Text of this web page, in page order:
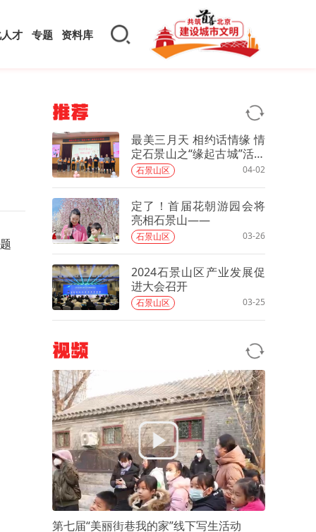
才 专题 资料库
推荐
最美三月天 相约话情缘 情
定石景山之“缘起古城”活动
圆满举办
石景山区 04-02
定了！首届花朝游园会将
亮相石景山——
石景山区 03-26
2024石景山区产业发展促
进大会召开
石景山区 03-25
视频
第七届“美丽街巷我的家”线下写生活动